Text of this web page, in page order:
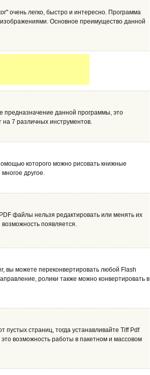
очень легко, быстро и интересно. Программа
Основное преимущество данной
предназначение данной программы, это
на 7 различных инструментов.
которого можно рисовать книжные
другое.
файлы нельзя редактировать или менять их
возможность появляется.
вы можете переконвертировать любой Flash
ролики также можно конвертировать в
пустых страниц, тогда устанавливайте Tiff Pdf
возможность работы в пакетном и массовом